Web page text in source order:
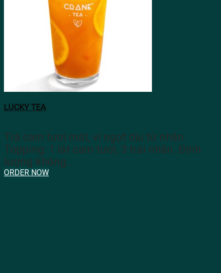
LUCKY TEA
Trà cam tươi mát, vị ngọt dịu từ nhãn.
Topping: 1 lát cam tươi, 3 trái nhãn. Định
lượng không…
ORDER NOW